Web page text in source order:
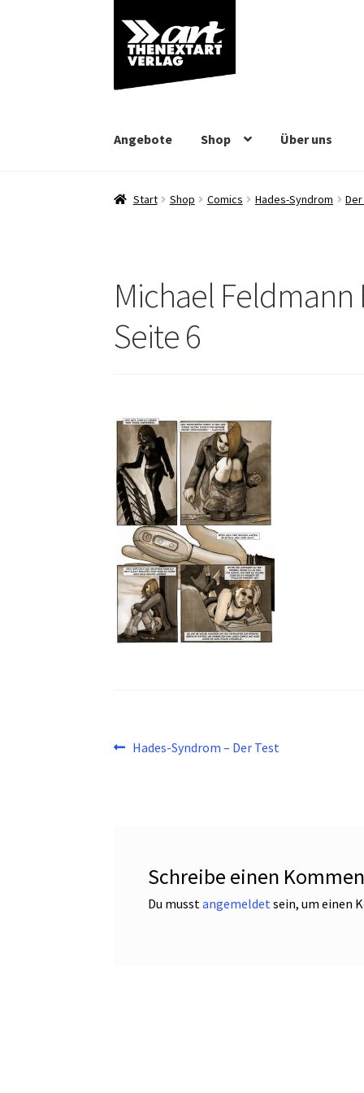
Zur
Navigation
springen
Zum
Inhalt
springen
Angebote Shop Über uns
Start Shop Comics Hades-Syndrom
Michael Feldmann
Seite 6
Beitragsnavigation
Vorheriger
Hades-Syndrom – Der Test
Schreibe einen
Du musst angemeldet sein, um einen